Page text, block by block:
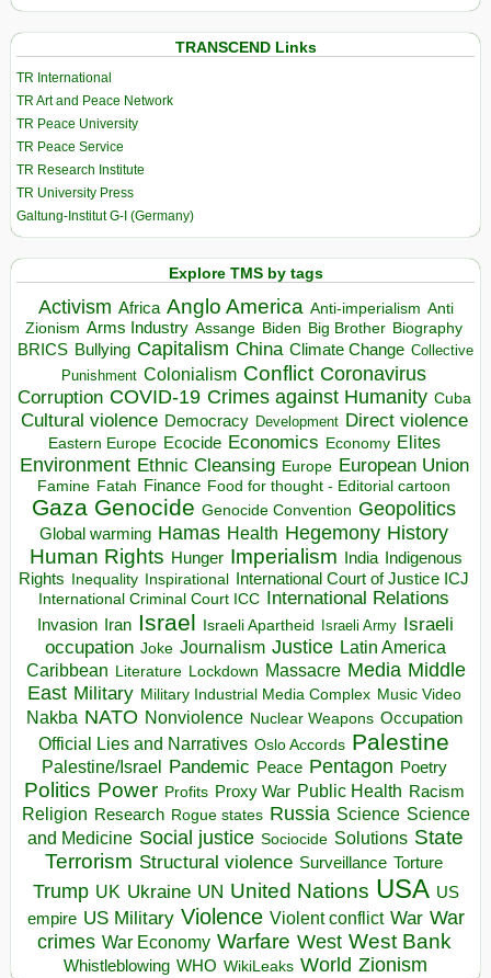
TRANSCEND Links
TR International
TR Art and Peace Network
TR Peace University
TR Peace Service
TR Research Institute
TR University Press
Galtung-Institut G-I (Germany)
Explore TMS by tags
Activism Africa Anglo America Anti-imperialism Anti
Zionism Arms Industry Assange Biden Big Brother Biography
BRICS Bullying Capitalism China Climate Change Collective
Punishment Colonialism Conflict Coronavirus
Corruption COVID-19 Crimes against Humanity Cuba
Cultural violence Democracy Development Direct violence
Eastern Europe Ecocide Economics Economy Elites
Environment Ethnic Cleansing Europe European Union
Famine Fatah Finance Food for thought - Editorial cartoon
Gaza Genocide Genocide Convention Geopolitics
Global warming Hamas Health Hegemony History
Human Rights Hunger Imperialism India Indigenous
Rights
Inequality Inspirational
International Court of Justice ICJ
International Criminal Court ICC
International Relations
Invasion Iran Israel Israeli Apartheid Israeli Army Israeli
occupation Joke Journalism Justice Latin America
Caribbean Literature Lockdown Massacre Media Middle
East Military Military Industrial Media Complex Music Video
Nakba NATO Nonviolence Nuclear Weapons Occupation
Official Lies and Narratives Oslo Accords Palestine
Palestine/Israel Pandemic Peace Pentagon Poetry
Politics Power Profits Proxy War Public Health Racism
Religion Research Rogue states Russia Science Science
and Medicine Social justice Sociocide Solutions State
Terrorism Structural violence Surveillance Torture
Trump UK Ukraine UN United Nations USA US
empire US Military Violence Violent conflict War War
crimes War Economy Warfare West West Bank
Whistleblowing WHO WikiLeaks World Zionism